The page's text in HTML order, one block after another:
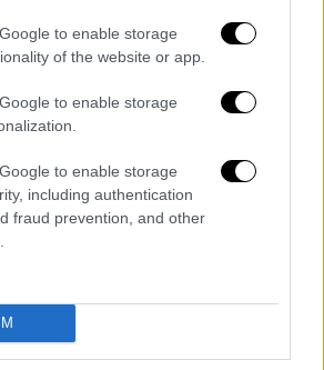
to enable storage
of the website or app.
to enable storage
to enable storage
including authentication
fraud prevention, and other
(Αγγλία, Κροατία, Γκάνα,
η τηλεοπτική κάλυψη
τηλεοπτικό πρόγραμμα
(αγώνες, ημέρες, ώρες)
η ΕΡΤ το Μουντιάλ
που θα φιλοξενήσουν τα
ΗΠΑ, Μεξικό, Καναδά